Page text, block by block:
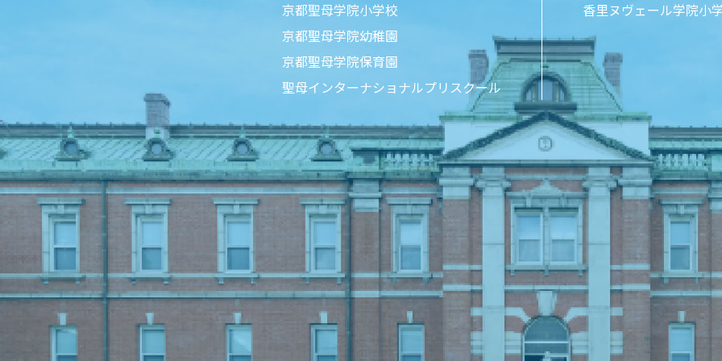
京都聖母学院小学校
京都聖母学院幼稚園
京都聖母学院保育園
聖母インターナショナルプリスクール
香里ヌヴェール学院小